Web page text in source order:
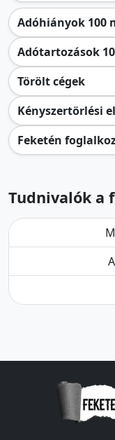
Adóhiányok
Adótartozások
Törölt cégek
Kényszertörlési
Feketén
Tudnivalók a